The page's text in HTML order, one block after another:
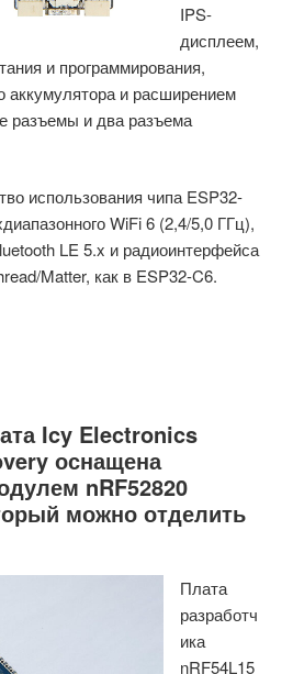
IPS-
дисплеем,
и программирования,
аккумулятора и расширением
разъемы и два разъема
использования чипа ESP32-
WiFi 6 (2,4/5,0 ГГц),
LE 5.x и радиоинтерфейса
Matter, как в ESP32-C6.
Icy Electronics
оснащена
nRF52820
можно отделить
Плата
разработч
ика
nRF54L15